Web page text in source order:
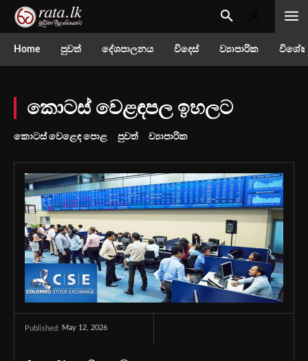
Home පුවත් දේශපාලනය විදෙස් ව්‍යාපාරික
කොටස් වෙළඳපල ඉහලට
කොටස් වෙළෙඳ පොළ පුවත් ව්‍යාපාරික
Published: May 12, 2026